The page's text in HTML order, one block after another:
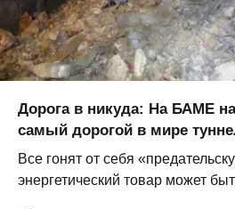
Дорога в никуда: На БАМЕ
самый дорогой в мире
Все гонят от себя
энергетический товар может